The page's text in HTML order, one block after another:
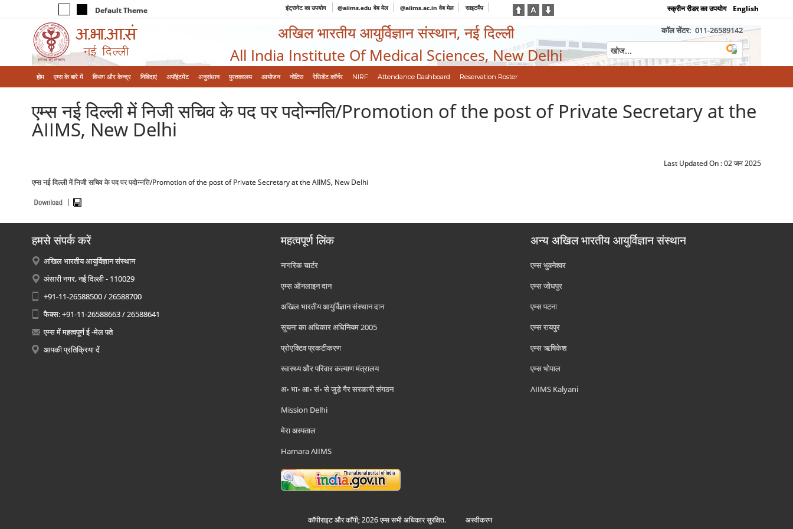
Default Theme इंट्रानेट का उपयोग @aiims.edu वेब मेल @aiims.ac.in वेब मेल साइटमैप स्क्रीन रीडर का उपयोग English
अखिल भारतीय आयुर्विज्ञान संस्थान, नई दिल्ली
All India Institute Of Medical Sciences, New Delhi
कॉल सेंटर: 011-26589142
होम एम्‍स के बारे में विभाग और केन्‍द्र निविदाएं अपॉइंटमेंट अनुसंधान पुस्तकालय आयोजन नोटिस रेसिडेंट कॉर्नर NIRF Attendance Dashboard Reservation Roster
एम्स नई दिल्ली में निजी सचिव के पद पर पदोन्नति/Promotion of the post of Private Secretary at the
AIIMS, New Delhi
Last Updated On :02 जन 2025
एम्स नई दिल्ली में निजी सचिव के पद पर पदोन्नति/Promotion of the post of Private Secretary at the AIIMS, New Delhi
हमसे संपर्क करें
अखिल भारतीय आयुर्विज्ञान संस्थान
अंसारी नगर, नई दिल्ली - 110029
+91-11-26588500 / 26588700
फैक्स: +91-11-26588663 / 26588641
एम्स में महत्वपूर्ण ई -मेल पते
आपकी प्रतिक्रिया दें
महत्वपूर्ण लिंक
नागरिक चार्टर
एम्स ऑनलाइन दान
अखिल भारतीय आयुर्विज्ञान संस्थान दान
सूचना का अधिकार अधिनियम 2005
प्रोएक्टिव प्रकटीकरण
स्वास्थ्य और परिवार कल्याण मंत्रालय
अ॰ भा॰ आ॰ सं॰ से जुड़े गैर सरकारी संगठन
Mission Delhi
मेरा अस्पताल
Hamara AIIMS
अन्य अखिल भारतीय आयुर्विज्ञान संस्थान
एम्‍स भुवनेश्वर
एम्‍स जोधपुर
एम्‍स पटना
एम्‍स रायपुर
एम्‍स ऋषिकेश
एम्‍स भोपाल
AIIMS Kalyani
कॉपीराइट और कॉपी; 2026 एम्स सभी अधिकार सुरक्षित. अस्‍वीकरण